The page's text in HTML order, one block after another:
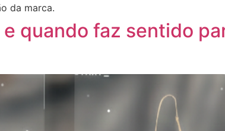
da marca.
quando faz sentido